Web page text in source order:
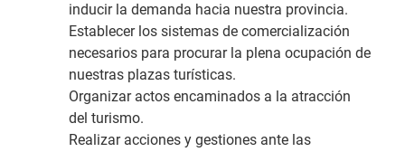
inducir la demanda hacia nuestra provincia.
Establecer los sistemas de comercialización
necesarios para procurar la plena ocupación de
nuestras plazas turísticas.
Organizar actos encaminados a la atracción
del turismo.
Realizar acciones y gestiones ante las